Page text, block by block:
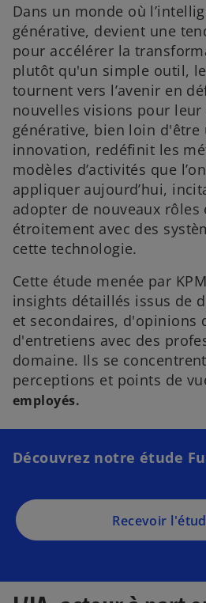
o
u
v
e
l
o
n
g
l
e
t
o
u
v
e
l
o
n
g
l
e
t
o
u
v
e
l
o
n
g
l
e
t
Dans un monde où
générative, devient une
pour accélérer la
plutôt qu'un simple outil,
tournent vers l’avenir en
nouvelles visions pour leur
générative, bien loin d'être
innovation, redéfinit les
modèles d’activités que
appliquer aujourd’hui,
adopter de nouveaux
étroitement avec des
cette technologie.
Cette étude menée par
insights détaillés issus de
et secondaires, d'opinions
d'entretiens avec des
domaine. Ils se
perceptions et points de
employés.
Découvrez notre étude
Recevoir